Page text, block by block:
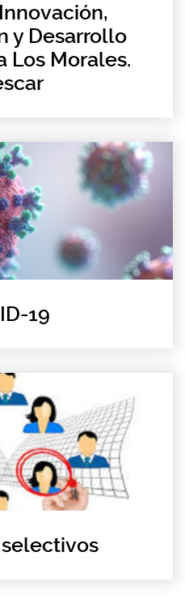
y Desarrollo
Los Morales.
19